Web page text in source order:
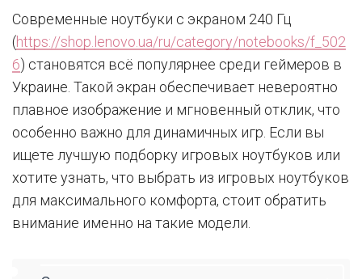
Современные ноутбуки с экраном 240 Гц
(https://shop.lenovo.ua/ru/category/notebooks/f_502
6) становятся всё популярнее среди геймеров в
Украине. Такой экран обеспечивает невероятно
плавное изображение и мгновенный отклик, что
особенно важно для динамичных игр. Если вы
ищете лучшую подборку игровых ноутбуков или
хотите узнать, что выбрать из игровых ноутбуков
для максимального комфорта, стоит обратить
внимание именно на такие модели.